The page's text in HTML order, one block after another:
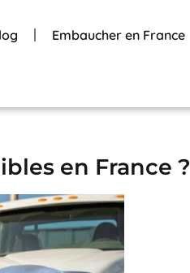
Embaucher en France
en France ?